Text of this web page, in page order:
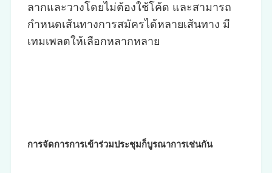
ลากและวางโดยไม่ต้องใช้โค้ด และสามารถ
กำหนดเส้นทางการสมัครได้หลายเส้นทาง มี
เทมเพลตให้เลือกหลากหลาย
การจัดการการเข้าร่วมประชุมก็บูรณาการเช่นกัน